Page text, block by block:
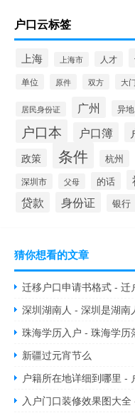
户口云标签
上海 上海市 人才
单位 原件 双方 大门
居民身份证 广州 异地
户口本 户口簿
政策 条件 杭州
深圳市 父母 的话
贷款 身份证 银行
猜你想看的文章
迁移户口申请书格式 - 迁
深圳湖南人 - 深圳是湖南
珠海学历入户 - 珠海学历
新疆过元宵节么
户籍所在地详细到哪里 -
入户门口装修效果图大